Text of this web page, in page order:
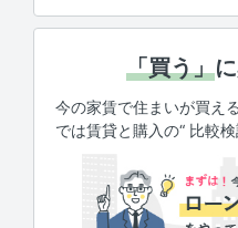
「買う」
今の家賃で住まいが買え
では賃貸と購入の“ 比較